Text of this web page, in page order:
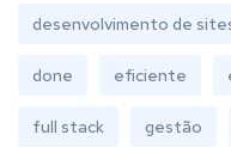
desenvolvimento de
done eficiente
full stack gestão